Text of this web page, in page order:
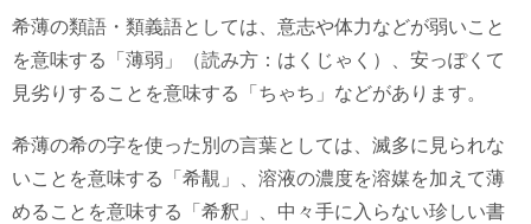
希薄の類語・類義語としては、意志や体力などが弱いこと
を意味する「薄弱」（読み方：はくじゃく）、安っぽくて
見劣りすることを意味する「ちゃち」などがあります。
希薄の希の字を使った別の言葉としては、滅多に見られな
いことを意味する「希覯」、溶液の濃度を溶媒を加えて薄
めることを意味する「希釈」、中々手に入らない珍しい書